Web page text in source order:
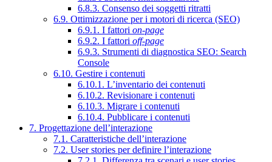
6.8.3. Consenso dei soggetti ritratti
6.9. Ottimizzazione per i motori di ricerca (SEO)
6.9.1. I fattori on-page
6.9.2. I fattori off-page
6.9.3. Strumenti di diagnostica SEO: Search
Console
6.10. Gestire i contenuti
6.10.1. L’inventario dei contenuti
6.10.2. Revisionare i contenuti
6.10.3. Migrare i contenuti
6.10.4. Pubblicare i contenuti
7. Progettazione dell’interazione
7.1. Caratteristiche dell’interazione
7.2. User stories per definire l’interazione